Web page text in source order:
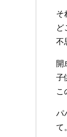
そ
ど
不
開
子
こ
パ
て